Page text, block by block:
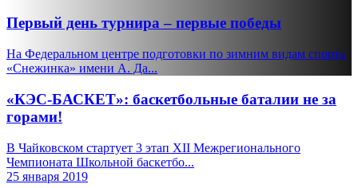
Первый день турнира – первые победы
На Федеральном центре подготовки по зимним видам спорта
«Снежинка» имени А. Да...
«КЭС-БАСКЕТ»: баскетбольные баталии не за
горами!
В Чайковском стартует 3 этап XII Межрегионального
Чемпионата Школьной баскетбо...
25 января 2019